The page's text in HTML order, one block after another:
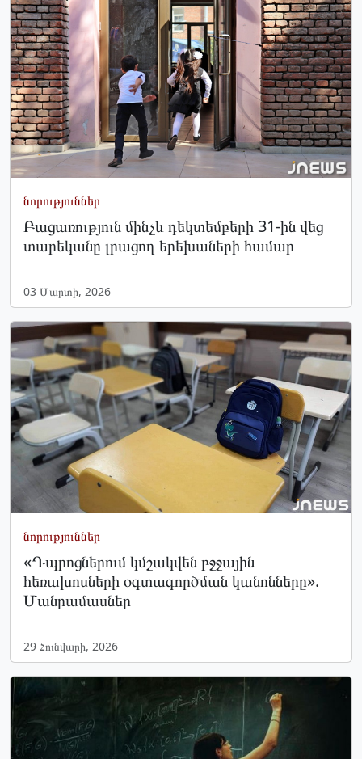
նորություններ
Բացառություն մինչև դեկտեմբերի 31-ին վեց
տարեկանը լրացող երեխաների համար
03 Մարտի, 2026
նորություններ
«Դպրոցներում կմշակվեն բջջային
հեռախոսների օգտագործման կանոնները».
Մանրամասներ
29 Հունվարի, 2026